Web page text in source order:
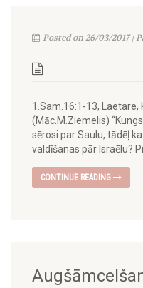
Posted on 26/03/2017 |
1.Sam.16:1-13, Laetare,
(Māc.M.Ziemelis)
sērosi par Saulu, tādēļ
valdīšanas pār Israēlu?
CONTINUE READING